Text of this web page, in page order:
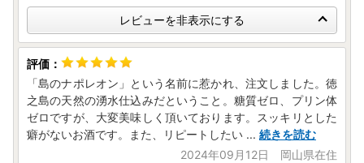
レビューを非表示にする
「島のナポレオン」という名前に惹かれ、注文しました。徳
之島の天然の湧水仕込みだということ。糖質ゼロ、プリン体
ゼロですが、大変美味しく頂いております。スッキリとした
癖がないお酒です。また、リピートしたい ... 続きを読む
2024年09月12日 岡山県在住